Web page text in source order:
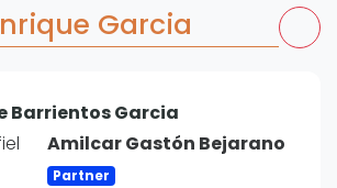
Garcia
Barrientos Garcia
Amilcar Gastón Bejarano
Partner